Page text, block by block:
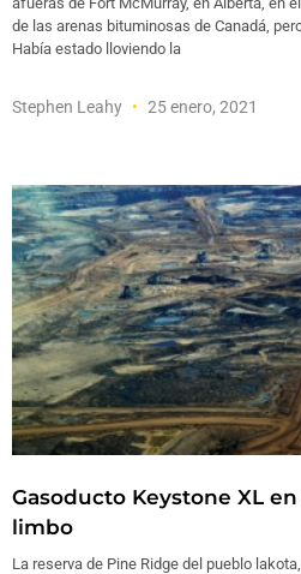
de las arenas bituminosas de Canadá,
Había estado lloviendo la
Stephen Leahy 25 enero, 2021
Gasoducto Keystone XL
limbo
La reserva de Pine Ridge del pueblo